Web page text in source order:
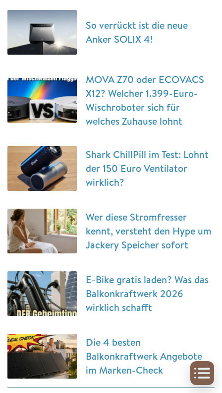
So verrückt ist die neue
Anker SOLIX 4!
MOVA Z70 oder ECOVACS
X12? Welcher 1.399-Euro-
Wischroboter sich für
welches Zuhause lohnt
Shark ChillPill im Test: Lohnt
der 150 Euro Ventilator
wirklich?
Wer diese Stromfresser
kennt, versteht den Hype um
Jackery Speicher sofort
E-Bike gratis laden? Was das
Balkonkraftwerk 2026
wirklich schafft
Die 4 besten
Balkonkraftwerk Angebote
im Marken-Check